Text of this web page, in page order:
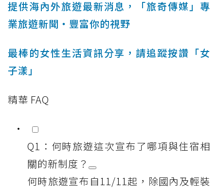
提供海內外旅遊最新消息，「旅奇傳媒」專
業旅遊新聞‧豐富你的視野
最棒的女性生活資訊分享，請追蹤按讚「女
子漾」
精華 FAQ
Q1：何時旅遊這次宣布了哪項與住宿相
關的新制度？
何時旅遊宣布自11/11起，除國內及輕裝